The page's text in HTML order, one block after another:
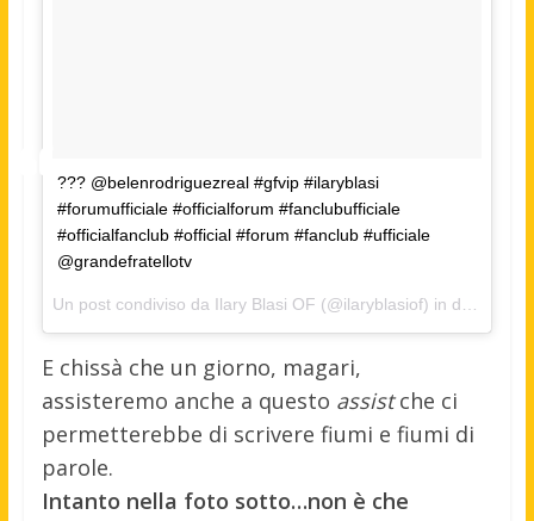
??? @belenrodriguezreal #gfvip #ilaryblasi
#forumufficiale #officialforum #fanclubufficiale
#officialfanclub #official #forum #fanclub #ufficiale
@grandefratellotv
Un post condiviso da Ilary Blasi OF (@ilaryblasiof) in data:
E chissà che un giorno, magari,
assisteremo anche a questo assistche ci
permetterebbe di scrivere fiumi e fiumi di
parole.
Intanto nella foto sotto…non è che